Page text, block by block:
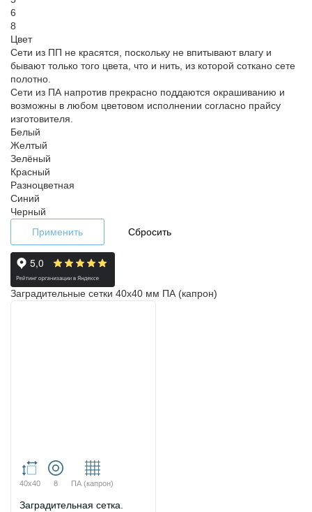
6
8
Цвет
Сети из ПП не красятся, поскольку не впитывают влагу и
бывают только того цвета, что и нить, из которой соткано сете
полотно.
Сети из ПА напротив прекрасно поддаются окрашиванию и
возможны в любом цветовом исполнении согласно прайсу
изготовителя.
Белый
Желтый
Зелёный
Красный
Разноцветная
Синий
Черный
Применить
Сбросить
Заградительные сетки 40x40 мм ПА (капрон)
40х40 8 ПА (капрон)
Заградительная сетка.